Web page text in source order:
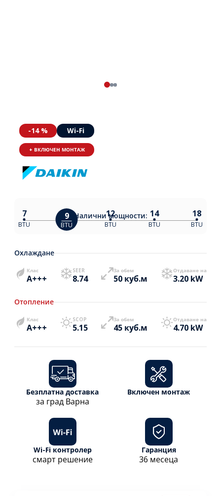
-14 % Wi-Fi
+ ВКЛЮЧЕН МОНТАЖ
Наличнимощности:
7
BTU
9
BTU
12
BTU
14
BTU
18
BTU
Охлаждане
Клас
A+++
SEER
8.74
За обем
50 куб.м
Отдаване на
3.20 kW
Отопление
Клас
A+++
SCOP
5.15
За обем
45 куб.м
Отдаване на
4.70 kW
Безплатна доставка
за град Варна
Включен монтаж
Wi-Fi контролер
смарт решение
Гаранция
36 месеца